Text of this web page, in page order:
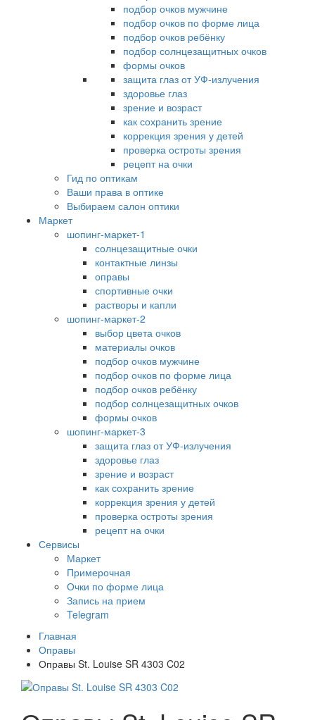
подбор очков мужчине
подбор очков по форме лица
подбор очков ребёнку
подбор солнцезащитных очков
формы очков
защита глаз от УФ-излучения
здоровье глаз
зрение и возраст
как сохранить зрение
коррекция зрения у детей
проверка остроты зрения
рецепт на очки
Гид по оптикам
Ваши права в оптике
Выбираем салон оптики
Маркет
шопинг-маркет-1
солнцезащитные очки
контактные линзы
оправы
спортивные очки
растворы и капли
шопинг-маркет-2
выбор цвета очков
материалы очков
подбор очков мужчине
подбор очков по форме лица
подбор очков ребёнку
подбор солнцезащитных очков
формы очков
шопинг-маркет-3
защита глаз от УФ-излучения
здоровье глаз
зрение и возраст
как сохранить зрение
коррекция зрения у детей
проверка остроты зрения
рецепт на очки
Сервисы
Маркет
Примерочная
Очки по форме лица
Запись на прием
Telegram
Главная
Оправы
Оправы St. Louise SR 4303 C02